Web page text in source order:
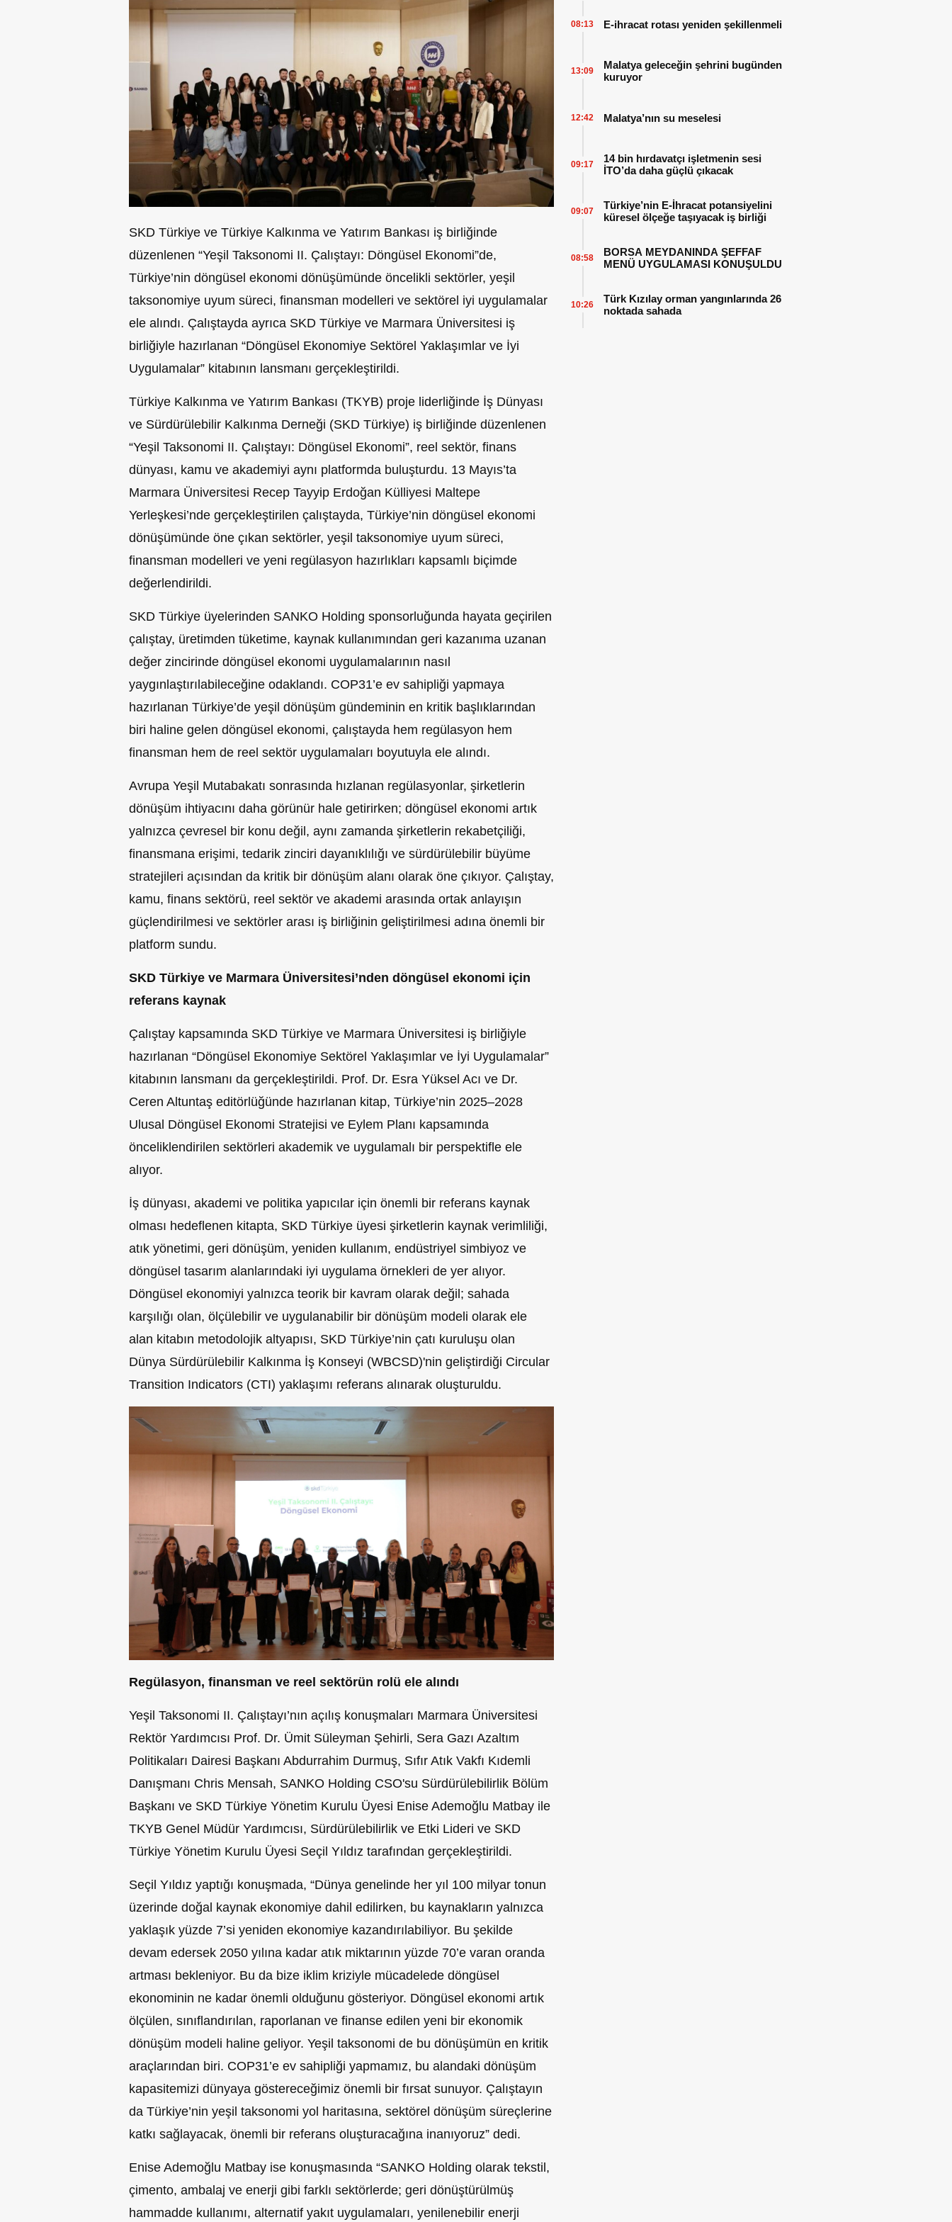
SKD Türkiye ve Türkiye Kalkınma ve Yatırım Bankası iş birliğinde
düzenlenen “Yeşil Taksonomi II. Çalıştayı: Döngüsel Ekonomi”de,
Türkiye’nin döngüsel ekonomi dönüşümünde öncelikli sektörler, yeşil
taksonomiye uyum süreci, finansman modelleri ve sektörel iyi uygulamalar
ele alındı. Çalıştayda ayrıca SKD Türkiye ve Marmara Üniversitesi iş
birliğiyle hazırlanan “Döngüsel Ekonomiye Sektörel Yaklaşımlar ve İyi
Uygulamalar” kitabının lansmanı gerçekleştirildi.
Türkiye Kalkınma ve Yatırım Bankası (TKYB) proje liderliğinde İş Dünyası
ve Sürdürülebilir Kalkınma Derneği (SKD Türkiye) iş birliğinde düzenlenen
“Yeşil Taksonomi II. Çalıştayı: Döngüsel Ekonomi”, reel sektör, finans
dünyası, kamu ve akademiyi aynı platformda buluşturdu. 13 Mayıs’ta
Marmara Üniversitesi Recep Tayyip Erdoğan Külliyesi Maltepe
Yerleşkesi’nde gerçekleştirilen çalıştayda, Türkiye’nin döngüsel ekonomi
dönüşümünde öne çıkan sektörler, yeşil taksonomiye uyum süreci,
finansman modelleri ve yeni regülasyon hazırlıkları kapsamlı biçimde
değerlendirildi.
SKD Türkiye üyelerinden SANKO Holding sponsorluğunda hayata geçirilen
çalıştay, üretimden tüketime, kaynak kullanımından geri kazanıma uzanan
değer zincirinde döngüsel ekonomi uygulamalarının nasıl
yaygınlaştırılabileceğine odaklandı. COP31’e ev sahipliği yapmaya
hazırlanan Türkiye’de yeşil dönüşüm gündeminin en kritik başlıklarından
biri haline gelen döngüsel ekonomi, çalıştayda hem regülasyon hem
finansman hem de reel sektör uygulamaları boyutuyla ele alındı.
Avrupa Yeşil Mutabakatı sonrasında hızlanan regülasyonlar, şirketlerin
dönüşüm ihtiyacını daha görünür hale getirirken; döngüsel ekonomi artık
yalnızca çevresel bir konu değil, aynı zamanda şirketlerin rekabetçiliği,
finansmana erişimi, tedarik zinciri dayanıklılığı ve sürdürülebilir büyüme
stratejileri açısından da kritik bir dönüşüm alanı olarak öne çıkıyor. Çalıştay,
kamu, finans sektörü, reel sektör ve akademi arasında ortak anlayışın
güçlendirilmesi ve sektörler arası iş birliğinin geliştirilmesi adına önemli bir
platform sundu.
SKD Türkiye ve Marmara Üniversitesi’nden döngüsel ekonomi için
referans kaynak
Çalıştay kapsamında SKD Türkiye ve Marmara Üniversitesi iş birliğiyle
hazırlanan “Döngüsel Ekonomiye Sektörel Yaklaşımlar ve İyi Uygulamalar”
kitabının lansmanı da gerçekleştirildi. Prof. Dr. Esra Yüksel Acı ve Dr.
Ceren Altuntaş editörlüğünde hazırlanan kitap, Türkiye’nin 2025–2028
Ulusal Döngüsel Ekonomi Stratejisi ve Eylem Planı kapsamında
önceliklendirilen sektörleri akademik ve uygulamalı bir perspektifle ele
alıyor.
İş dünyası, akademi ve politika yapıcılar için önemli bir referans kaynak
olması hedeflenen kitapta, SKD Türkiye üyesi şirketlerin kaynak verimliliği,
atık yönetimi, geri dönüşüm, yeniden kullanım, endüstriyel simbiyoz ve
döngüsel tasarım alanlarındaki iyi uygulama örnekleri de yer alıyor.
Döngüsel ekonomiyi yalnızca teorik bir kavram olarak değil; sahada
karşılığı olan, ölçülebilir ve uygulanabilir bir dönüşüm modeli olarak ele
alan kitabın metodolojik altyapısı, SKD Türkiye’nin çatı kuruluşu olan
Dünya Sürdürülebilir Kalkınma İş Konseyi (WBCSD)'nin geliştirdiği Circular
Transition Indicators (CTI) yaklaşımı referans alınarak oluşturuldu.
Regülasyon, finansman ve reel sektörün rolü ele alındı
Yeşil Taksonomi II. Çalıştayı’nın açılış konuşmaları Marmara Üniversitesi
Rektör Yardımcısı Prof. Dr. Ümit Süleyman Şehirli, Sera Gazı Azaltım
Politikaları Dairesi Başkanı Abdurrahim Durmuş, Sıfır Atık Vakfı Kıdemli
Danışmanı Chris Mensah, SANKO Holding CSO'su Sürdürülebilirlik Bölüm
Başkanı ve SKD Türkiye Yönetim Kurulu Üyesi Enise Ademoğlu Matbay ile
TKYB Genel Müdür Yardımcısı, Sürdürülebilirlik ve Etki Lideri ve SKD
Türkiye Yönetim Kurulu Üyesi Seçil Yıldız tarafından gerçekleştirildi.
Seçil Yıldız yaptığı konuşmada, “Dünya genelinde her yıl 100 milyar tonun
üzerinde doğal kaynak ekonomiye dahil edilirken, bu kaynakların yalnızca
yaklaşık yüzde 7’si yeniden ekonomiye kazandırılabiliyor. Bu şekilde
devam edersek 2050 yılına kadar atık miktarının yüzde 70’e varan oranda
artması bekleniyor. Bu da bize iklim kriziyle mücadelede döngüsel
ekonominin ne kadar önemli olduğunu gösteriyor. Döngüsel ekonomi artık
ölçülen, sınıflandırılan, raporlanan ve finanse edilen yeni bir ekonomik
dönüşüm modeli haline geliyor. Yeşil taksonomi de bu dönüşümün en kritik
araçlarından biri. COP31’e ev sahipliği yapmamız, bu alandaki dönüşüm
kapasitemizi dünyaya göstereceğimiz önemli bir fırsat sunuyor. Çalıştayın
da Türkiye’nin yeşil taksonomi yol haritasına, sektörel dönüşüm süreçlerine
katkı sağlayacak, önemli bir referans oluşturacağına inanıyoruz” dedi.
Enise Ademoğlu Matbay ise konuşmasında “SANKO Holding olarak tekstil,
çimento, ambalaj ve enerji gibi farklı sektörlerde; geri dönüştürülmüş
hammadde kullanımı, alternatif yakıt uygulamaları, yenilenebilir enerji
E-ihracat rotası yeniden şekillenmeli
08:13
Malatya geleceğin şehrini bugünden
kuruyor
13:09
Malatya’nın su meselesi
12:42
14 bin hırdavatçı işletmenin sesi
İTO’da daha güçlü çıkacak
09:17
Türkiye’nin E-İhracat potansiyelini
küresel ölçeğe taşıyacak iş birliği
09:07
BORSA MEYDANINDA ŞEFFAF
MENÜ UYGULAMASI KONUŞULDU
08:58
Türk Kızılay orman yangınlarında 26
noktada sahada
10:26